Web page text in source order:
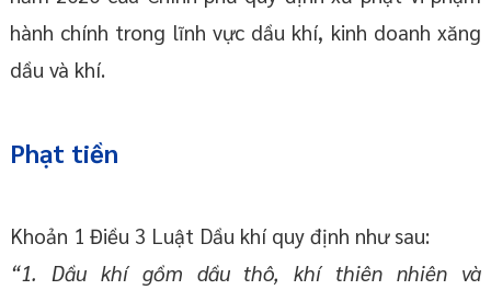
hành chính trong lĩnh vực dầu khí, kinh doanh xăng
dầu và khí.
Phạt tiền
Khoản 1 Điều 3 Luật Dầu khí quy định như sau:
“1. Dầu khí gồm dầu thô, khí thiên nhiên và